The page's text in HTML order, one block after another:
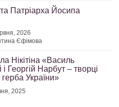
Патріарха Йосипа
2026
Єфімова
Нікітіна «Василь
Георгій Нарбут – творці
України»
2025